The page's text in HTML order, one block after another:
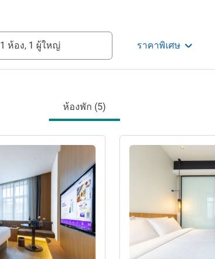
1 ห้อง, 1 ผู้ใหญ่ ราคาพิเศษ
ห้องพัก (5)
ดูรายละเอียด